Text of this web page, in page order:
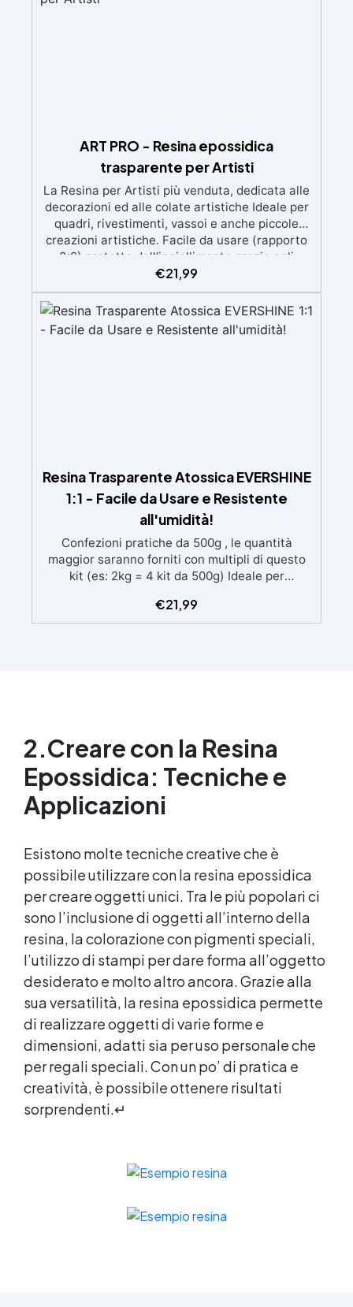
ART PRO - Resina epossidica
trasparente per Artisti
La Resina per Artisti più venduta, dedicata alle
decorazioni ed alle colate artistiche Ideale per
quadri, rivestimenti, vassoi e anche piccole
creazioni artistiche. Facile da usare (rapporto
3:2) protetta dall’ingiallimento grazie agli
speciali filtri UV Formula densa : non cola via,
mantenendo i design precisi e puliti. Indurisce
in 12-24h garantendo una superficie lucida e
brillante
€21,99
Resina Trasparente Atossica EVERSHINE
1:1 - Facile da Usare e Resistente
all'umidità!
Confezioni pratiche da 500g , le quantità
maggior saranno forniti con multipli di questo
kit (es: 2kg = 4 kit da 500g) Ideale per
inizia. Sempre lucida: garantisce una finitura
brillante e uniforme in ogni condizione.
€21,99
2.Creare con la Resina
Epossidica: Tecniche e
Applicazioni
Esistono molte tecniche creative che è
possibile utilizzare con la resina epossidica
per creare oggetti unici. Tra le più popolari ci
sono l’inclusione di oggetti all’interno della
resina, la colorazione con pigmenti speciali,
l’utilizzo di stampi per dare forma all’oggetto
desiderato e molto altro ancora. Grazie alla
sua versatilità, la resina epossidica permette
di realizzare oggetti di varie forme e
dimensioni, adatti sia per uso personale che
per regali speciali. Con un po’ di pratica e
creatività, è possibile ottenere risultati
sorprendenti.↵